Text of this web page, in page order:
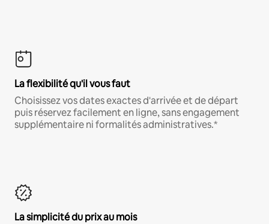
La flexibilité qu'il vous faut
Choisissez vos dates exactes d'arrivée et de départ
puis réservez facilement en ligne, sans engagement
supplémentaire ni formalités administratives.*
La simplicité du prix au mois